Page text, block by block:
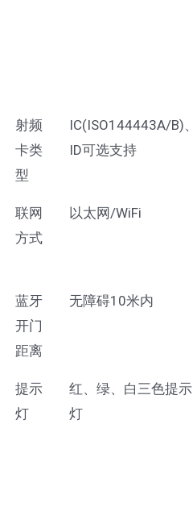
射频
卡类
型
IC(ISO144443A/B)、
ID可选支持
联网
方式
以太网/WiFi
蓝牙
开门
距离
无障碍10米内
提示
灯
红、绿、白三色提示
灯